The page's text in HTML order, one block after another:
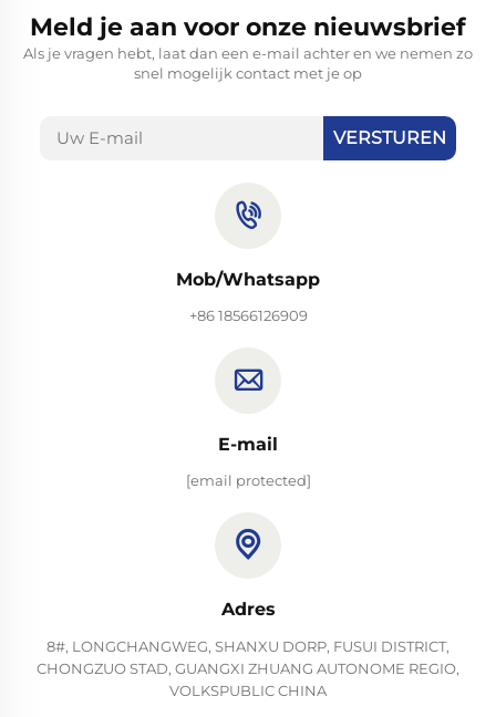
Meld je aan voor onze nieuwsbrief
Als je vragen hebt, laat dan een e-mail achter en we nemen zo
snel mogelijk contact met je op
VERSTUREN
Mob/Whatsapp
+86 18566126909
E-mail
[email protected]
Adres
8#, LONGCHANGWEG, SHANXU DORP, FUSUI DISTRICT,
CHONGZUO STAD, GUANGXI ZHUANG AUTONOME REGIO,
VOLKSPUBLIC CHINA